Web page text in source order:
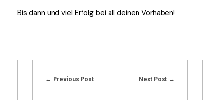
Bis dann und viel Erfolg bei all deinen Vorhaben!
Previous Post Next Post